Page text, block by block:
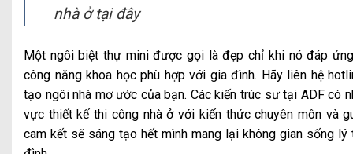
nhà ởtại đây
Một ngôi biệt thự mini được gọi là đẹp chỉ khi nó đáp
công năng khoa học phù hợp với gia đình. Hãy liên hệ
tạo ngôi nhà mơ ước của bạn. Các kiến trúc sư tại ADF có
vực thiết kế thi công nhà ở với kiến thức chuyên môn và
cam kết sẽ sáng tạo hết mình mang lại không gian sống